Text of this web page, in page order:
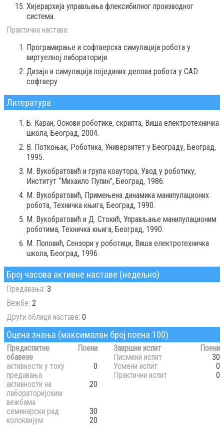
Хијерархија управљања флексибилног производног
система.
Практична настава:
Програмирање и софтверска симулација робота у
виртуелној лабораторији.
Дизајн и симулација појединих делова робота у CAD
софтверу
Литература
Б. Каран, Основи роботике, скрипта, Виша електротехничка
школа, Београд, 2004.
В. Поткоњак, Роботика, Универзитет у Београду, Београд,
1995.
М. Вукобратовић и група коаутора, Увод у роботику,
Институт “Михаило Пупин”, Београд, 1986.
М. Вукобратовић, Примењена динамика манипулационих
робота, Техничка књига, Београд, 1990.
М. Вукобратовић и Д. Стокић, Управљање манипулационим
роботима, Техничка књига, Београд, 1990.
М. Поповић, Сензори у роботици, Виша електротехничка
школа, Београд, 1996.
Број часова активне наставе (недељно)
Предавања: 3
Вежбе: 2
Други облици наставе: 0
Оцена знања (максималан број поена 100)
Предиспитне
обавезе
Поени
активности у току
предавања
0
активности на
лабораторијским
вежбама
20
семинарски рад
30
колоквијум
20
Завршни испит
Поени
Писмени испит
30
Усмени испит
0
Практични испит
0